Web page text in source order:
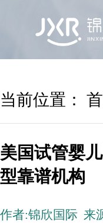
当前位置：
美国试管婴
型靠谱机构
作者:锦欣国际 来